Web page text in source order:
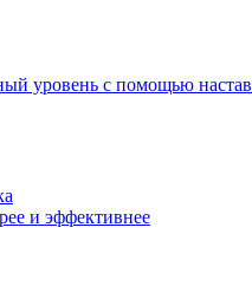
уровень с помощью
и эффективнее